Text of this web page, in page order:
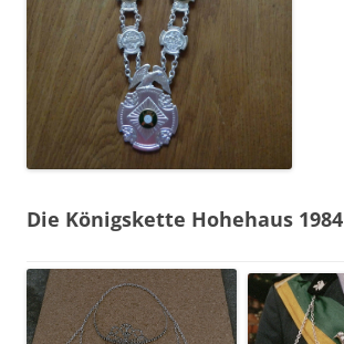
Die Königskette Hohehaus 1984